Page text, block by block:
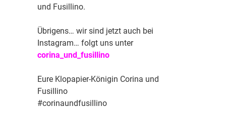
und Fusillino.
Übrigens… wir sind jetzt auch bei
Instagram… folgt uns unter
corina_und_fusillino
Eure Klopapier-Königin Corina und
Fusillino
#corinaundfusillino